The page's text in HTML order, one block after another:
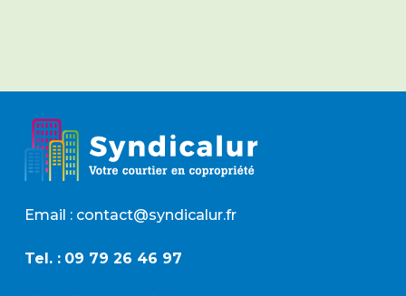
Email : contact@syndicalur.fr
Tel. : 09 79 26 46 97